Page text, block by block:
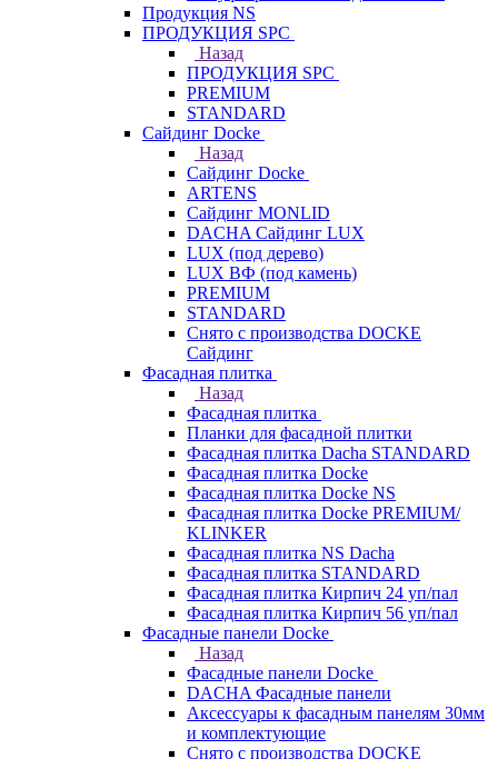
Продукция NS
ПРОДУКЦИЯ SPC
Назад
ПРОДУКЦИЯ SPC
PREMIUM
STANDARD
Сайдинг Docke
Назад
Сайдинг Docke
ARTENS
Cайдинг MONLID
DACHA Сайдинг LUX
LUX (под дерево)
LUX ВФ (под камень)
PREMIUM
STANDARD
Снято с производства DOCKE
Сайдинг
Фасадная плитка
Назад
Фасадная плитка
Планки для фасадной плитки
Фасадная плитка Dacha STANDARD
Фасадная плитка Docke
Фасадная плитка Docke NS
Фасадная плитка Docke PREMIUM/
KLINKER
Фасадная плитка NS Dacha
Фасадная плитка STANDARD
Фасадная плитка Кирпич 24 уп/пал
Фасадная плитка Кирпич 56 уп/пал
Фасадные панели Docke
Назад
Фасадные панели Docke
DACHA Фасадные панели
Аксессуары к фасадным панелям 30мм
и комплектующие
Снято с производства DOCKE